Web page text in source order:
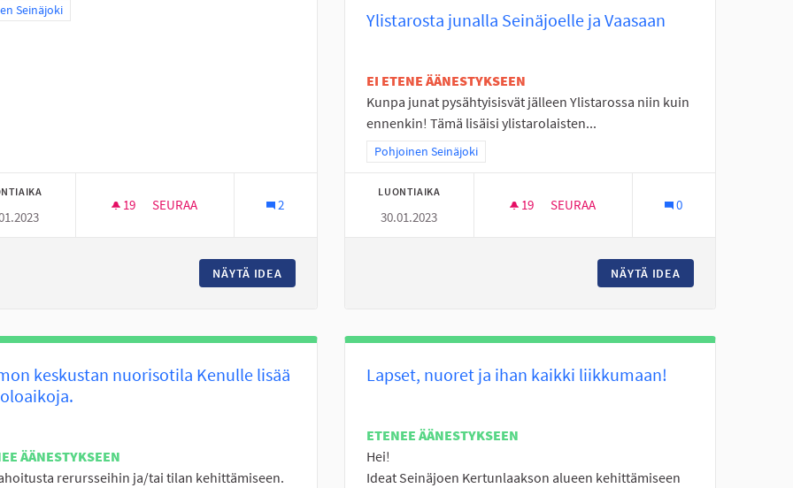
tulokset teeman mukaan: Itäinen Seinäjoki
Seinäjoki
19 19 SEURAAJAA
SEURAA 2
NÄYTÄ IDEA
Ylistarosta junalla Seinäjoelle ja Vaasaan
EI ETENE ÄÄNESTYKSEEN
Kunpa junat pysähtyisisvät jälleen Ylistarossa niin kuin
ennenkin! Tämä lisäisi ylistarolaisten...
Rajaa tulokset teeman mukaan: Pohjoinen Seinäjoki
Pohjoinen Seinäjoki
LUONTIAIKA
30.01.2023
19 19 SEURAAJAA
SEURAA 0
NÄYTÄ IDEA
keskustan nuorisotila Kenulle lisää
ÄÄNESTYKSEEN
rerursseihin ja/tai tilan kehittämiseen.
Lapset, nuoret ja ihan kaikki liikkumaan!
ETENEE ÄÄNESTYKSEEN
Hei!
Ideat Seinäjoen Kertunlaakson alueen kehittämiseen